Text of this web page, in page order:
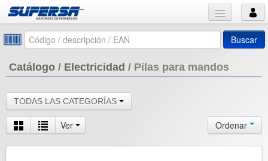
Buscar
Catálogo / Electricidad / Pilas para mandos
TODAS LAS CATEGORÍAS
Ver Ordenar